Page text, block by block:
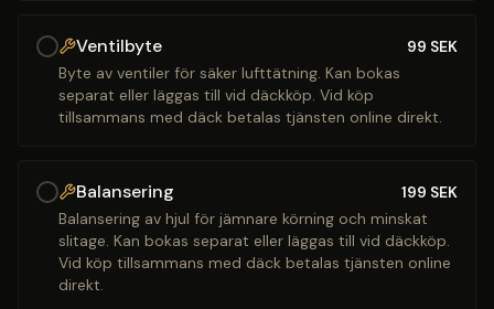
Ventilbyte 99 SEK
Byte av ventiler för säker lufttätning. Kan bokas
separat eller läggas till vid däckköp. Vid köp
tillsammans med däck betalas tjänsten online direkt.
Balansering 199 SEK
Balansering av hjul för jämnare körning och minskat
slitage. Kan bokas separat eller läggas till vid däckköp.
Vid köp tillsammans med däck betalas tjänsten online
direkt.